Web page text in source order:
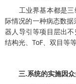
工业界基本都是三
际情况的一种病态数
器人导引等项目层出
结构光、ToF、双目等
三.系统的实施因